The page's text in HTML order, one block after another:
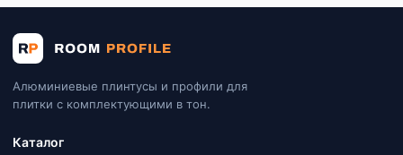
Алюминиевые плинтусы и профили для
плитки с комплектующими в тон.
Каталог